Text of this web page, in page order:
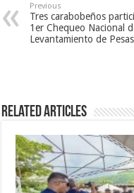
Previous
Tres carabobeños
1er Chequeo Nacional
Levantamiento de Pesas
Related Articles